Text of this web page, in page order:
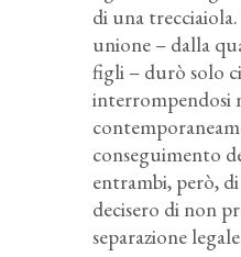
di una
unione – dalla
figli – durò solo
interrompendosi
conseguimento
entrambi, però,
decisero di non
separazione